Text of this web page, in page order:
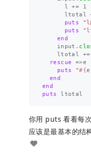
l
+=
1
ltotal
puts
"l
puts
end
input .
ltotal
+=
rescue
=>e
puts
"#{e
end
end
puts
ltotal
你用 puts 看看每
应该是最基本的结